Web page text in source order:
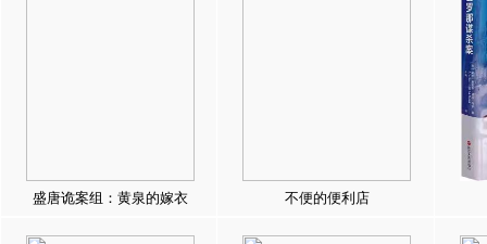
盛唐诡案组：黄泉的嫁衣 不便的便利店